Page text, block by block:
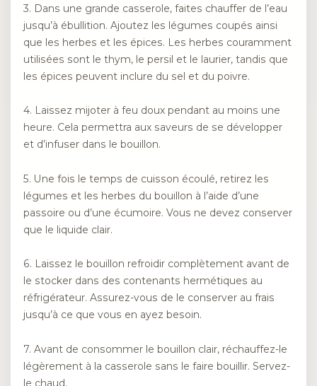
3. Dans une grande casserole, faites chauffer de l’eau
jusqu’à ébullition. Ajoutez les légumes coupés ainsi
que les herbes et les épices. Les herbes couramment
utilisées sont le thym, le persil et le laurier, tandis que
les épices peuvent inclure du sel et du poivre.
4. Laissez mijoter à feu doux pendant au moins une
heure. Cela permettra aux saveurs de se développer
et d’infuser dans le bouillon.
5. Une fois le temps de cuisson écoulé, retirez les
légumes et les herbes du bouillon à l’aide d’une
passoire ou d’une écumoire. Vous ne devez conserver
que le liquide clair.
6. Laissez le bouillon refroidir complètement avant de
le stocker dans des contenants hermétiques au
réfrigérateur. Assurez-vous de le conserver au frais
jusqu’à ce que vous en ayez besoin.
7. Avant de consommer le bouillon clair, réchauffez-le
légèrement à la casserole sans le faire bouillir. Servez-
le chaud.